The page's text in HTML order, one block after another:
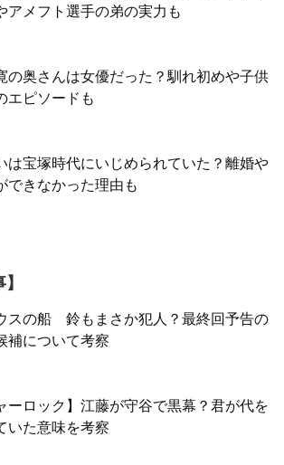
アメフト選手の弟の実力も
の奥さんは女優だった？馴れ初めや子供
エピソードも
は宝塚時代にいじめられていた？離婚や
できなかった理由も
スの船 鈴もまさか犯人？最終回予告の
補について考察
ーロック】江藤が守谷で黒幕？君が代を
いた意味を考察